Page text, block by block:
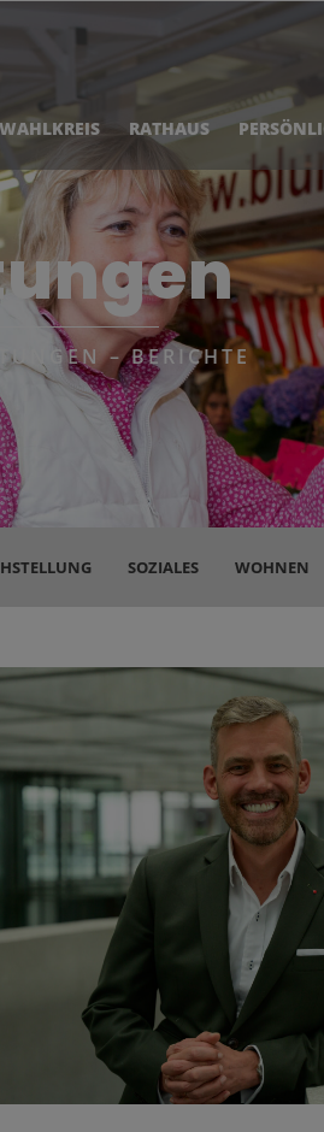
WAHLKREIS RATHAUS
– BERICHTE
SOZIALES WOHNEN